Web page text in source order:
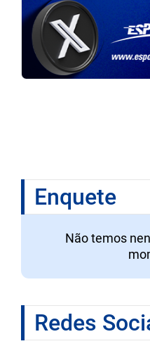
Enquete
Não temos
Redes